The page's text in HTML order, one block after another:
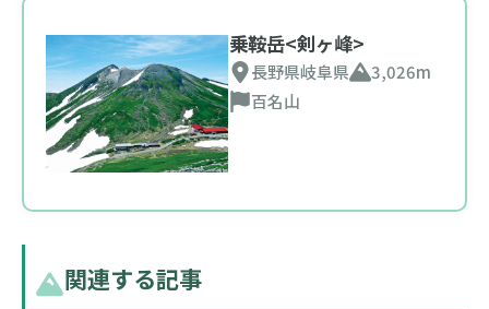
乗鞍岳<剣ヶ峰>
長野県岐阜県
3,026m
百名山
関連する記事